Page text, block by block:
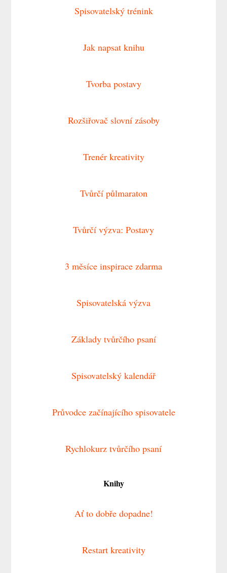
Spisovatelský trénink
Jak napsat knihu
Tvorba postavy
Rozšiřovač slovní zásoby
Trenér kreativity
Tvůrčí půlmaraton
Tvůrčí výzva: Postavy
3 měsíce inspirace zdarma
Spisovatelská výzva
Základy tvůrčího psaní
Spisovatelský kalendář
Průvodce začínajícího spisovatele
Rychlokurz tvůrčího psaní
Knihy
Ať to dobře dopadne!
Restart kreativity